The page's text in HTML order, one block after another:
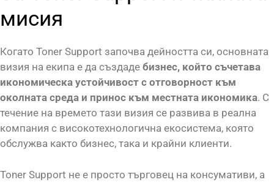
мисия
Когато Toner Support започва дейността си, основната
визия на екипа е да създаде бизнес, който съчетава
икономическа устойчивост с отговорност към
околната среда и принос към местната икономика. С
течение на времето тази визия се развива в реална
компания с високотехнологична екосистема, която
обслужва както бизнес, така и крайни клиенти.
Toner Support не е просто търговец на консумативи, а